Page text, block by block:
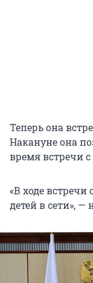
Теперь она
Накануне она
время встречи
«В ходе встречи
детей в сети»,